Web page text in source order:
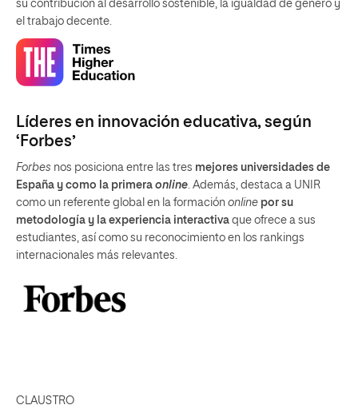
su contribución al desarrollo sostenible, la igualdad de genero y
el trabajo decente.
Líderes en innovación educativa, según
‘Forbes’
Forbes nos posiciona entre las tres mejores universidades de
España y como la primera online. Además, destaca a UNIR
como un referente global en la formación online por su
metodología y la experiencia interactiva que ofrece a sus
estudiantes, así como su reconocimiento en los rankings
internacionales más relevantes.
CLAUSTRO